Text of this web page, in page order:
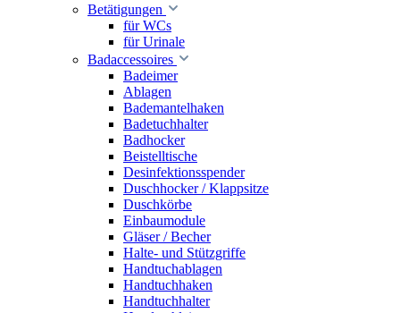
Betätigungen
für WCs
für Urinale
Badaccessoires
Badeimer
Ablagen
Bademantelhaken
Badetuchhalter
Badhocker
Beistelltische
Desinfektionsspender
Duschhocker / Klappsitze
Duschkörbe
Einbaumodule
Gläser / Becher
Halte- und Stützgriffe
Handtuchablagen
Handtuchhaken
Handtuchhalter